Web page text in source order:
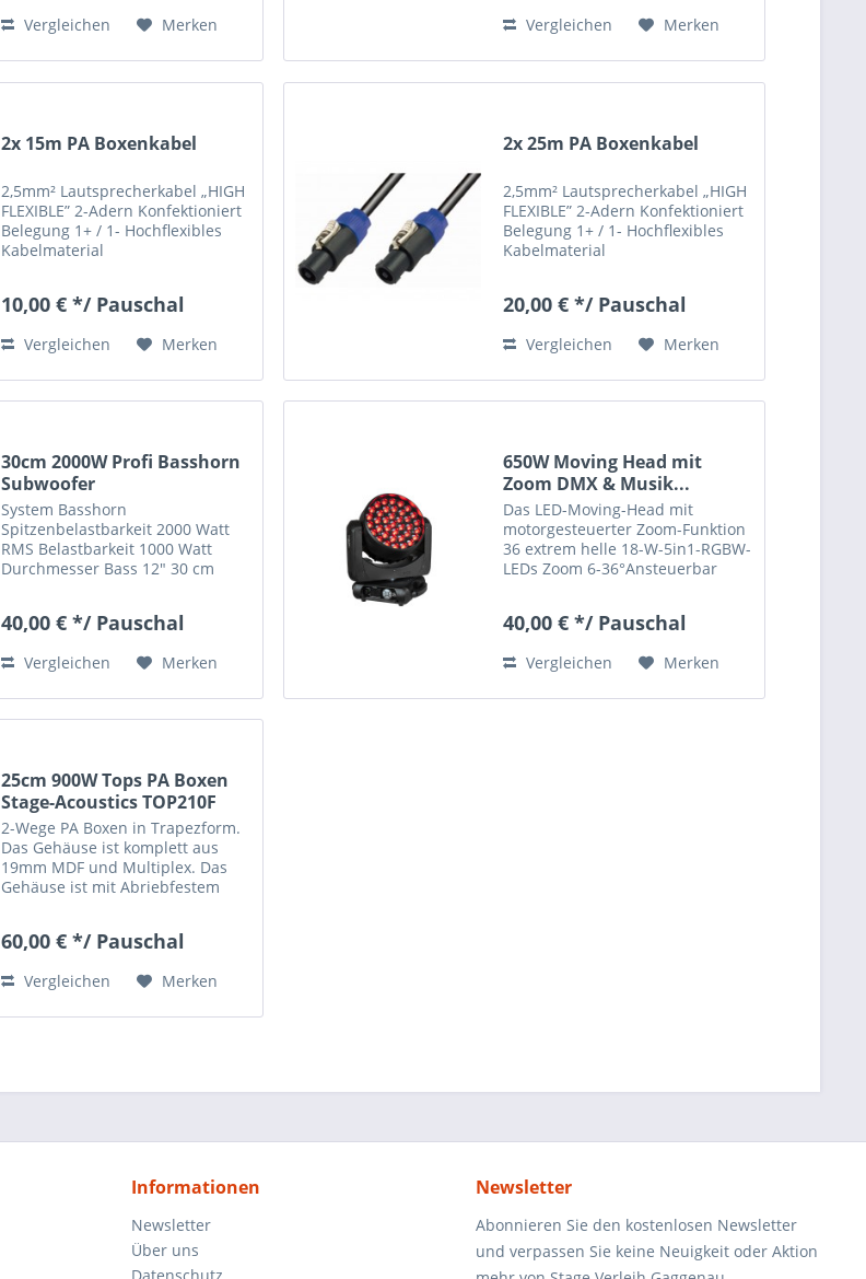
Vergleichen Merken Vergleichen Merken
2x 15m PA Boxenkabel
2,5mm² Lautsprecherkabel „HIGH
FLEXIBLE” 2-Adern Konfektioniert
Belegung 1+ / 1- Hochflexibles
Kabelmaterial
10,00 € */ Pauschal
Vergleichen Merken
2x 25m PA Boxenkabel
2,5mm² Lautsprecherkabel „HIGH
FLEXIBLE” 2-Adern Konfektioniert
Belegung 1+ / 1- Hochflexibles
Kabelmaterial
20,00 € */ Pauschal
Vergleichen Merken
30cm 2000W Profi Basshorn
Subwoofer
System Basshorn
Spitzenbelastbarkeit 2000 Watt
RMS Belastbarkeit 1000 Watt
Durchmesser Bass 12" 30 cm
99dB Anschlüsse 2x PA (Speakon)
(Pulverbeschichtung) Maße (cm)...
40,00 € */ Pauschal
Vergleichen Merken
650W Moving Head mit
Zoom DMX & Musik...
Das LED-Moving-Head mit
motorgesteuerter Zoom-Funktion
36 extrem helle 18-W-5in1-RGBW-
LEDs Zoom 6-36°Ansteuerbar
und Master/Slave-Modus
Mikrofon...
40,00 € */ Pauschal
Vergleichen Merken
25cm 900W Tops PA Boxen
Stage-Acoustics TOP210F
2-Wege PA Boxen in Trapezform.
Das Gehäuse ist komplett aus
19mm MDF und Multiplex. Das
Gehäuse ist mit Abriebfestem
2x PA (Speakon Anschluss).
60,00 € */ Pauschal
Vergleichen Merken
Informationen
Newsletter
Über uns
Newsletter
Abonnieren Sie den kostenlosen Newsletter
und verpassen Sie keine Neuigkeit oder Aktion